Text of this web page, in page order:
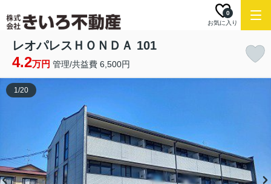
お気に入り
0
レオパレスＨＯＮＤＡ 101
4.2万円 管理/共益費 6,500円
1/20